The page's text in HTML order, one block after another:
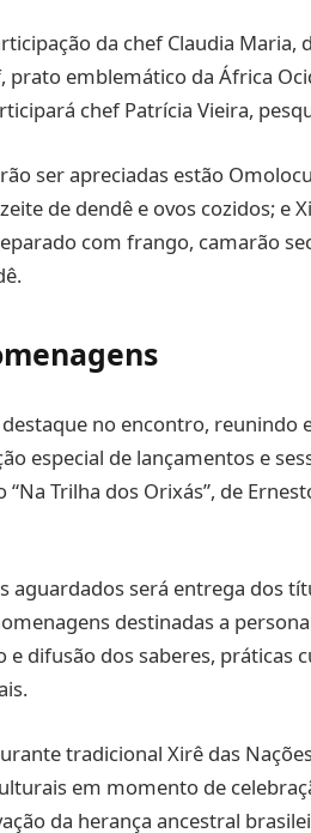
da chef Claudia Maria,
prato emblemático da África
chef Patrícia Vieira,
ser apreciadas estão
de dendê e ovos cozidos; e
com frango, camarão
no encontro, reunindo
especial de lançamentos e
Trilha dos Orixás”, de
aguardados será entrega dos
destinadas a
e difusão dos saberes, práticas
tradicional Xirê das
em momento de
da herança ancestral